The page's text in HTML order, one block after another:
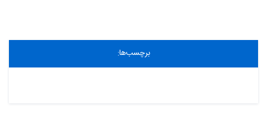
برچسب‌ها: